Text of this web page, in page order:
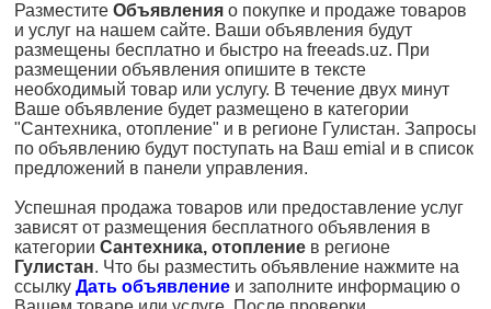
Разместите Объявления о покупке и продаже товаров
и услуг на нашем сайте. Ваши объявления будут
размещены бесплатно и быстро на freeads.uz. При
размещении объявления опишите в тексте
необходимый товар или услугу. В течение двух минут
Ваше объявление будет размещено в категории
"Сантехника, отопление" и в регионе Гулистан. Запросы
по объявлению будут поступать на Ваш emial и в список
предложений в панели управления.
Успешная продажа товаров или предоставление услуг
зависят от размещения бесплатного объявления в
категории Сантехника, отопление в регионе
Гулистан. Что бы разместить объявление нажмите на
ссылку Дать объявление и заполните информацию о